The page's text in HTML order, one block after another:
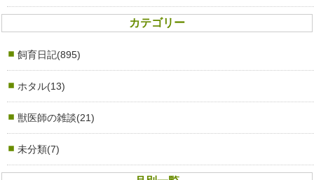
カテゴリー
飼育日記(895)
ホタル(13)
獣医師の雑談(21)
未分類(7)